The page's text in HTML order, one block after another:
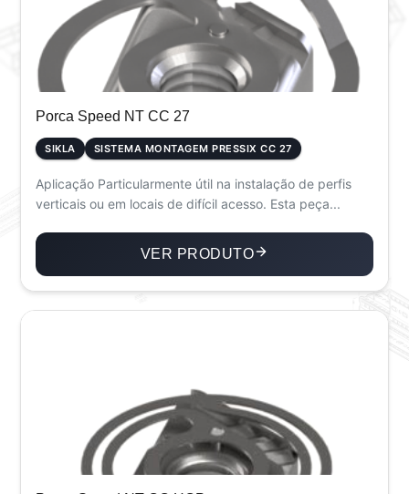
Porca Speed NT CC 27
SIKLA SISTEMA MONTAGEM PRESSIX CC 27
Aplicação Particularmente útil na instalação de perfis
verticais ou em locais de difícil acesso. Esta peça...
VER PRODUTO